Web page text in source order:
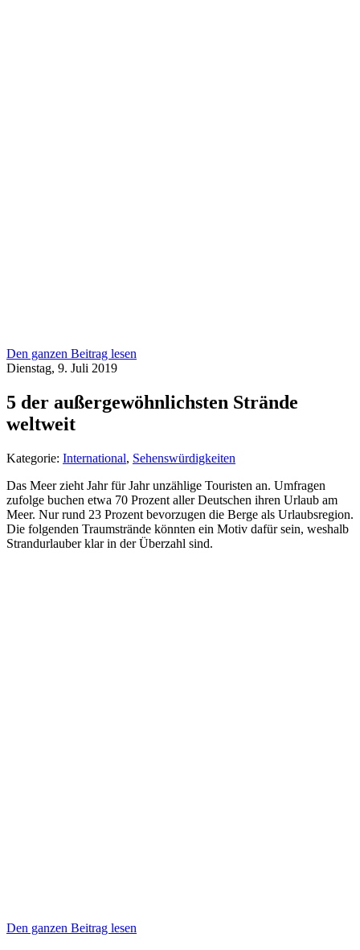
Den ganzen Beitrag lesen
Dienstag, 9. Juli 2019
5 der außergewöhnlichsten Strände
weltweit
Kategorie: International, Sehenswürdigkeiten
Das Meer zieht Jahr für Jahr unzählige Touristen an. Umfragen
zufolge buchen etwa 70 Prozent aller Deutschen ihren Urlaub am
Meer. Nur rund 23 Prozent bevorzugen die Berge als Urlaubsregion.
Die folgenden Traumstrände könnten ein Motiv dafür sein, weshalb
Strandurlauber klar in der Überzahl sind.
Den ganzen Beitrag lesen